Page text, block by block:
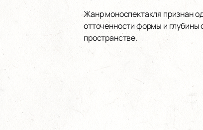
Жанр моноспектакля признан
отточенности формы и
пространстве.